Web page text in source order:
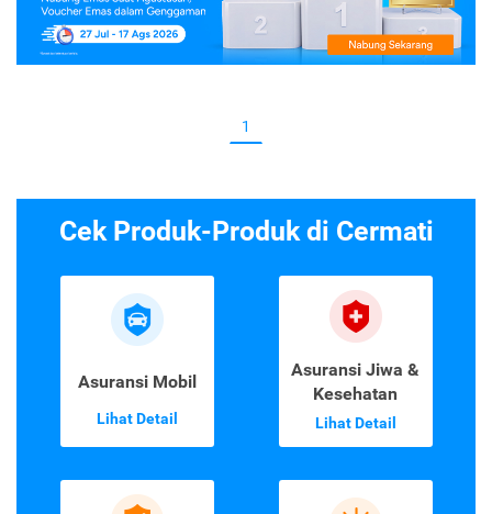
1
Cek Produk-Produk di Cermati
Asuransi Mobil
Lihat Detail
Asuransi Jiwa &
Kesehatan
Lihat Detail